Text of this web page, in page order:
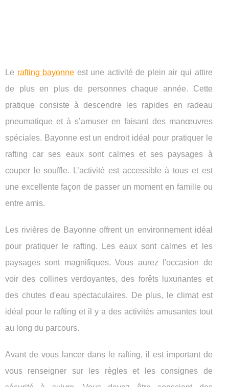
Le rafting bayonne est une activité de plein air qui attire
de plus en plus de personnes chaque année. Cette
pratique consiste à descendre les rapides en radeau
pneumatique et à s’amuser en faisant des manœuvres
spéciales. Bayonne est un endroit idéal pour pratiquer le
rafting car ses eaux sont calmes et ses paysages à
couper le souffle. L’activité est accessible à tous et est
une excellente façon de passer un moment en famille ou
entre amis.
Les rivières de Bayonne offrent un environnement idéal
pour pratiquer le rafting. Les eaux sont calmes et les
paysages sont magnifiques. Vous aurez l'occasion de
voir des collines verdoyantes, des forêts luxuriantes et
des chutes d'eau spectaculaires. De plus, le climat est
idéal pour le rafting et il y a des activités amusantes tout
au long du parcours.
Avant de vous lancer dans le rafting, il est important de
vous renseigner sur les règles et les consignes de